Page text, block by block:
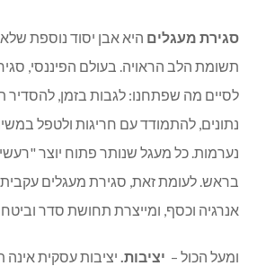
סגירת מעגלים היא אבן יסוד נוספת
תשומת הלב הראויה. בעולם הפיננסי,
לסיים מה שפתחנו: לגבות בזמן, להסדיר
נתונים, להתמודד עם חריגות ולטפל
נערמות. כל מעגל שנותר פתוח יוצר
בראש. לעומת זאת, סגירת מעגלים עקבית
אנרגיה וכסף, ומייצרת תחושת סדר
ומעל הכול – יציבות. יציבות עסקית